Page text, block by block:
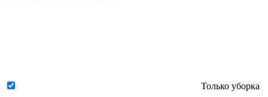
Только уборка